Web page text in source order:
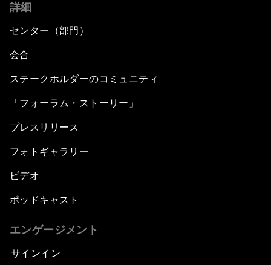
詳細
センター（部門）
会合
ステークホルダーのコミュニティ
「フォーラム・ストーリー」
プレスリリース
フォトギャラリー
ビデオ
ポッドキャスト
エンゲージメント
サインイン